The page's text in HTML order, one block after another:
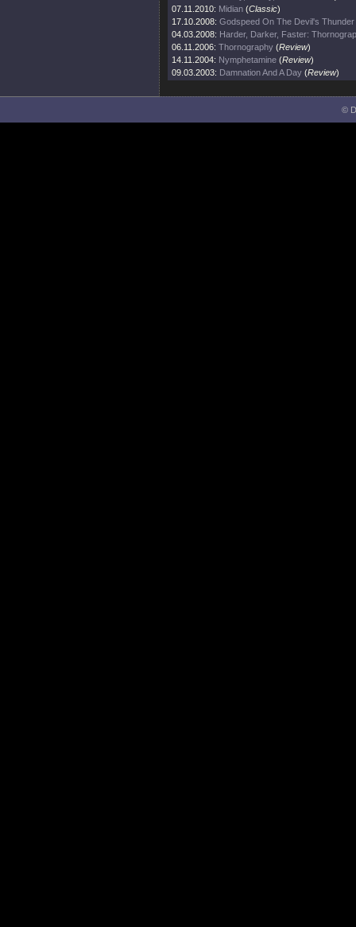
07.11.2010: Midian (Classic)
17.10.2008: Godspeed On The Devil's Thunder
04.03.2008: Harder, Darker, Faster:
06.11.2006: Thornography (Review)
14.11.2004: Nymphetamine (Review)
09.03.2003: Damnation And A Day (Review)
©